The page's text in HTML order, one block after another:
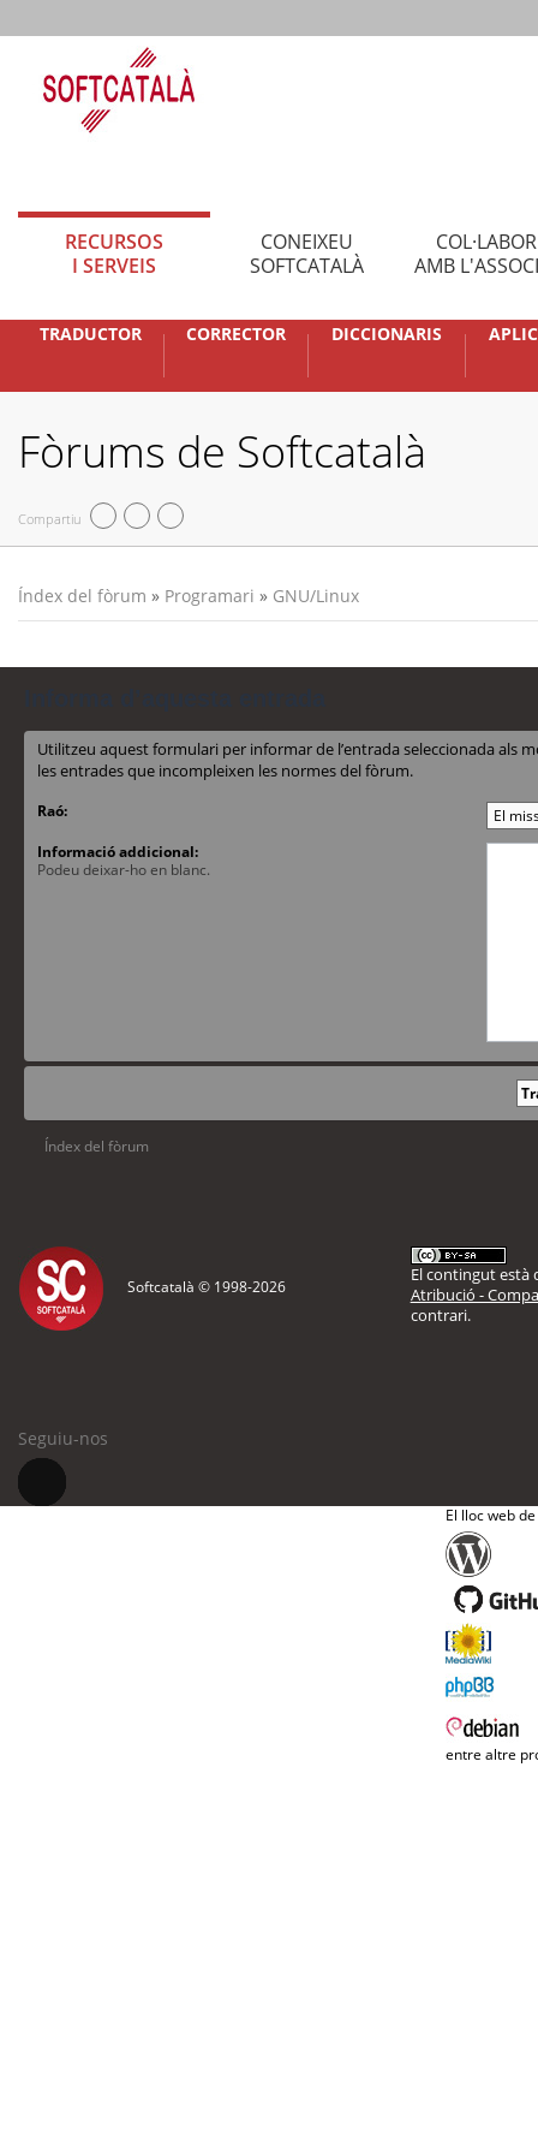
RECURSOS
I SERVEIS
CONEIXEU
SOFTCATALÀ
AMB
TRADUCTOR CORRECTOR DICCIONARIS
Fòrums de Softcatalà
Compartiu
Índex del fòrum » Programari » GNU/Linux
Utilitzeu aquest formulari per informar de l’entrada seleccionada als
les entrades que incompleixen les normes del fòrum.
Raó:
Informació addicional:
Podeu deixar-ho en blanc.
Índex del fòrum
Softcatalà © 1998-2026
El contingut està
Atribució -
contrari.
Seguiu-nos
El lloc web
entre altre